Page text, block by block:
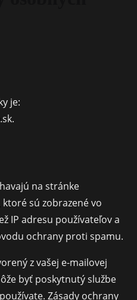
je:
na stránke
sú zobrazené vo
IP adresu používateľov a
ochrany proti spamu.
z vašej e-mailovej
byť poskytnutý službe
Zásady ochrany